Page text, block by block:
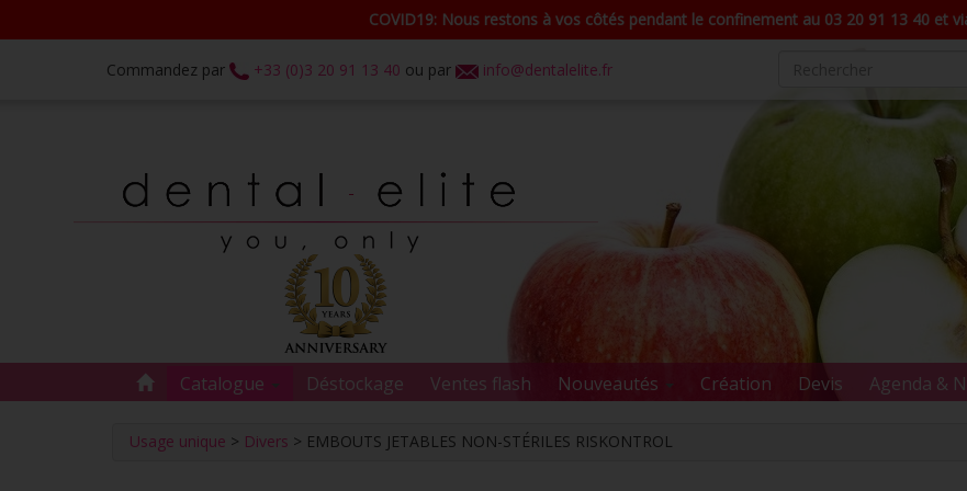
COVID19: Nous restons à vos côtés pendant le confinement au 03 20 91 13 40 et
Catalogue Déstockage Ventes flash Nouveautés Création Devis Agenda &
Commandez par +33 (0)3 20 91 13 40 ou par info@dentalelite.fr
Usage unique > Divers > EMBOUTS JETABLES NON-STÉRILES RISKONTROL